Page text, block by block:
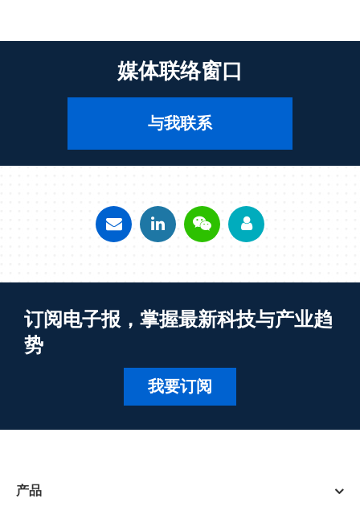
媒体联络窗口
与我联系
订阅电子报，掌握最新科技与产业趋
势
我要订阅
产品